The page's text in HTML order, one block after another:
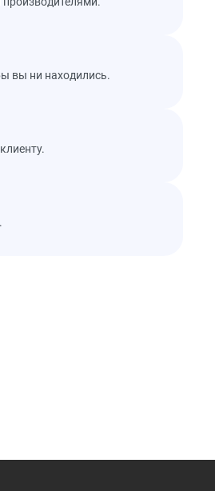
вы ни находились.